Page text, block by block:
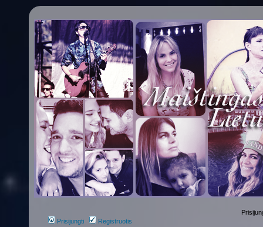
Prisijungti Registruotis